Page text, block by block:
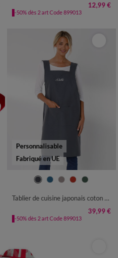
12,99 €
-50% dès 2 art Code 899013
Personnalisable
Fabriqué en UE
TABLIER : LONGUEUR 95CM
Tablier de cuisine japonais coton uni personnalisé
39,99 €
-50% dès 2 art Code 899013